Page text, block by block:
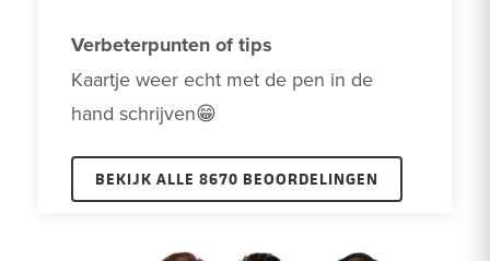
Verbeterpunten of tips
Kaartje weer echt met de pen in de
hand schrijven😁
BEKIJK ALLE 8670 BEOORDELINGEN